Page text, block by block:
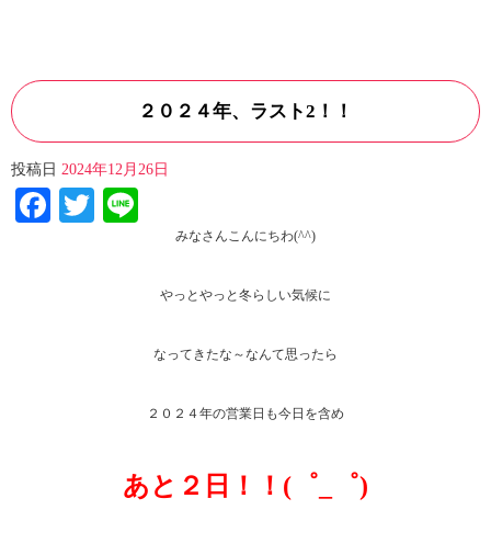
２０２４年、ラスト2！！
投稿日 2024年12月26日
Facebook
Twitter
みなさんこんにちわ(^^)
やっとやっと冬らしい気候に
なってきたな～なんて思ったら
２０２４年の営業日も今日を含め
あと２日！！(゜_゜)